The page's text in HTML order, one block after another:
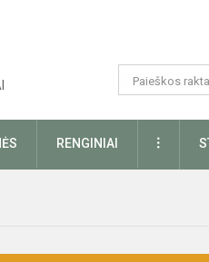
RENGINIAI